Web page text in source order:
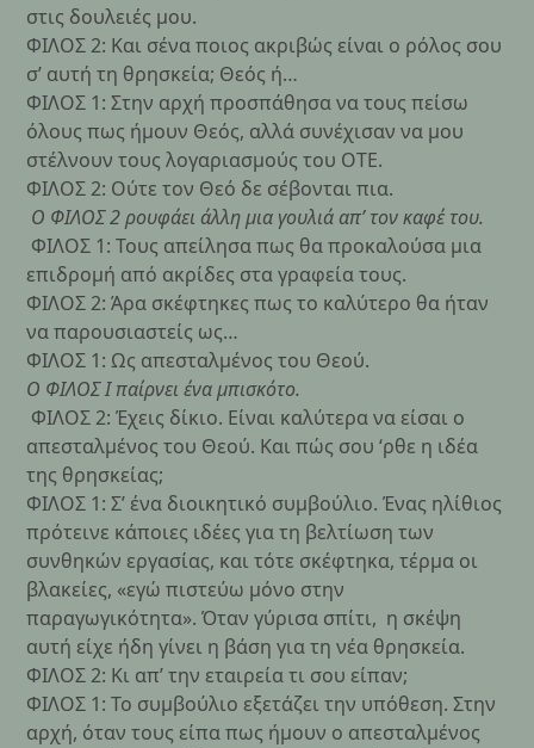
στις δουλειές μου.
ΦΙΛΟΣ 2: Και σένα ποιος ακριβώς είναι ο ρόλος σου
σ’ αυτή τη θρησκεία; Θεός ή…
ΦΙΛΟΣ 1: Στην αρχή προσπάθησα να τους πείσω
όλους πως ήμουν Θεός, αλλά συνέχισαν να μου
στέλνουν τους λογαριασμούς του ΟΤΕ.
ΦΙΛΟΣ 2: Ούτε τον Θεό δε σέβονται πια.
Ο ΦΙΛΟΣ 2 ρουφάει άλλη μια γουλιά απ’ τον καφέ του.
ΦΙΛΟΣ 1: Τους απείλησα πως θα προκαλούσα μια
επιδρομή από ακρίδες στα γραφεία τους.
ΦΙΛΟΣ 2: Άρα σκέφτηκες πως το καλύτερο θα ήταν
να παρουσιαστείς ως…
ΦΙΛΟΣ 1: Ως απεσταλμένος του Θεού.
Ο ΦΙΛΟΣ Ι παίρνει ένα μπισκότο.
ΦΙΛΟΣ 2: Έχεις δίκιο. Είναι καλύτερα να είσαι ο
απεσταλμένος του Θεού. Και πώς σου ‘ρθε η ιδέα
της θρησκείας;
ΦΙΛΟΣ 1: Σ’ ένα διοικητικό συμβούλιο. Ένας ηλίθιος
πρότεινε κάποιες ιδέες για τη βελτίωση των
συνθηκών εργασίας, και τότε σκέφτηκα, τέρμα οι
βλακείες, «εγώ πιστεύω μόνο στην
παραγωγικότητα». Όταν γύρισα σπίτι, η σκέψη
αυτή είχε ήδη γίνει η βάση για τη νέα θρησκεία.
ΦΙΛΟΣ 2: Κι απ’ την εταιρεία τι σου είπαν;
ΦΙΛΟΣ 1: Το συμβούλιο εξετάζει την υπόθεση. Στην
αρχή, όταν τους είπα πως ήμουν ο απεσταλμένος